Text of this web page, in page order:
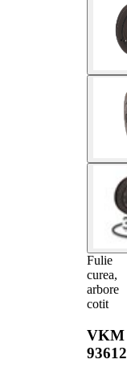
Fulie
curea,
arbore
cotit
VKM
93612